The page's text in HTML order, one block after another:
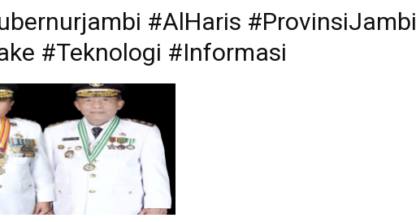
#AlHaris #ProvinsiJambi
#Teknologi #Informasi